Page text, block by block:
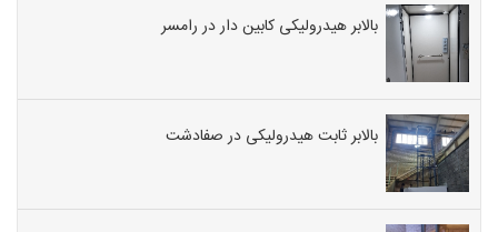
بالابر هیدرولیکی کابین دار در رامسر
بالابر ثابت هیدرولیکی در صفادشت